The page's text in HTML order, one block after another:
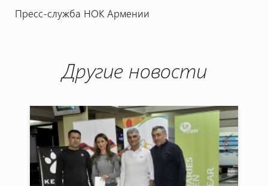
Пресс-служба НОК Армении
Другие новости